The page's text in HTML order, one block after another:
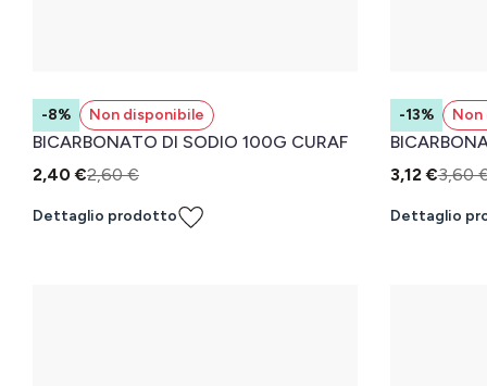
-8% Non disponibile
BICARBONATO DI SODIO 100G CURAF
2,40 €2,60 €
Dettaglio prodotto
-13% Non
3,12 €3,60
Dettaglio